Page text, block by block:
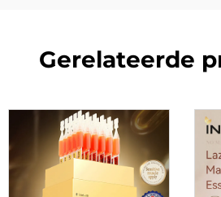
Gerelateerde